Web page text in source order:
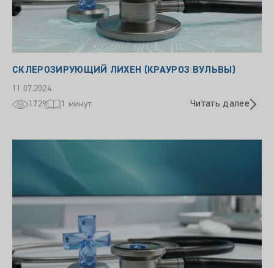
СКЛЕРОЗИРУЮЩИЙ ЛИХЕН (КРАУРОЗ ВУЛЬВЫ)
11.07.2024
1729
1 минут Читать далее